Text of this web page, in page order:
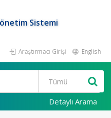
Sistemi
Araştırmacı Girişi English
Detaylı Arama